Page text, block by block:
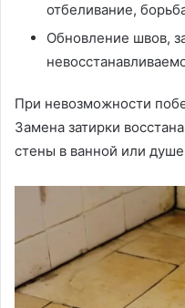
отбеливание,
Обновление швов,
При невозможности
Замена затирки
стены в ванной или